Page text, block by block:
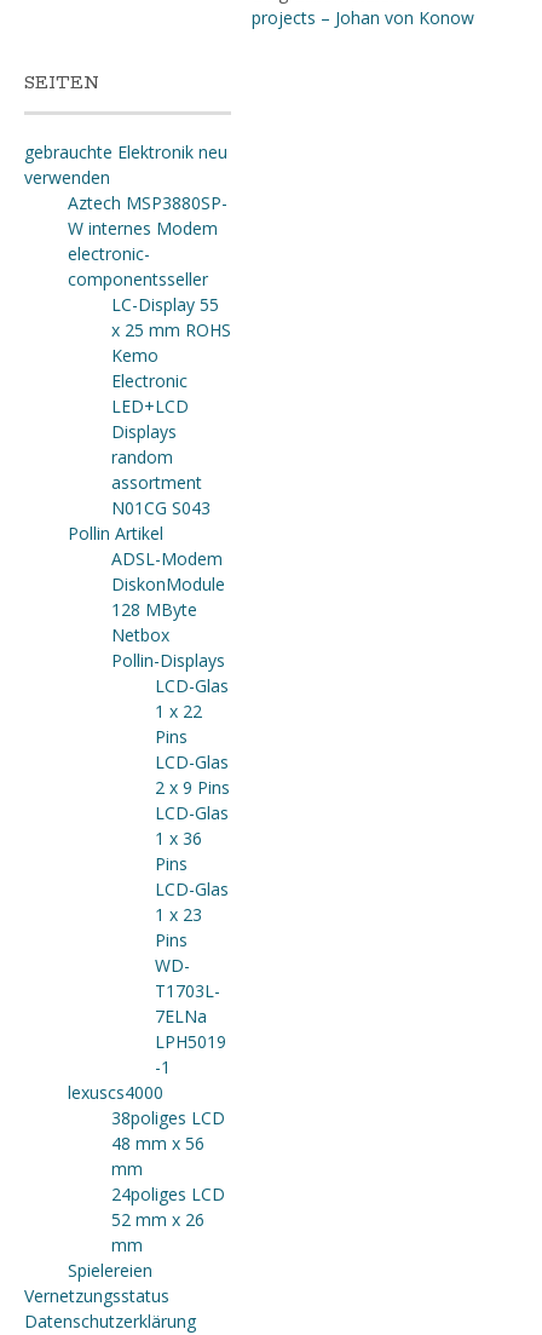
projects – Johan von Konow
SEITEN
gebrauchte Elektronik neu
verwenden
Aztech MSP3880SP-
W internes Modem
electronic-
componentsseller
LC-Display 55
x 25 mm ROHS
Kemo
Electronic
LED+LCD
Displays
random
assortment
N01CG S043
Pollin Artikel
ADSL-Modem
DiskonModule
128 MByte
Netbox
Pollin-Displays
LCD-Glas
1 x 22
Pins
LCD-Glas
2 x 9 Pins
LCD-Glas
1 x 36
Pins
LCD-Glas
1 x 23
Pins
WD-
T1703L-
7ELNa
LPH5019
-1
lexuscs4000
38poliges LCD
48 mm x 56
mm
24poliges LCD
52 mm x 26
mm
Spielereien
Vernetzungsstatus
Datenschutzerklärung